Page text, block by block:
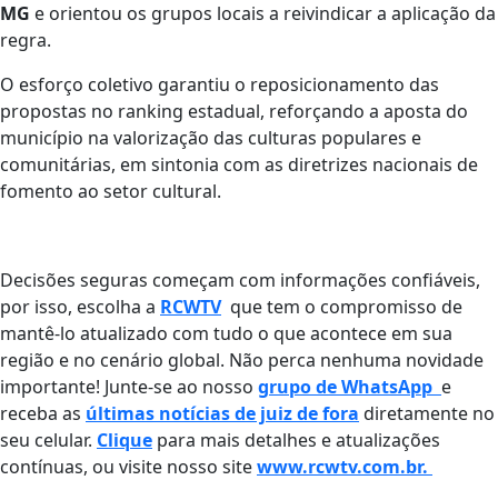
MG e orientou os grupos locais a reivindicar a aplicação da
regra.
O esforço coletivo garantiu o reposicionamento das
propostas no ranking estadual, reforçando a aposta do
município na valorização das culturas populares e
comunitárias, em sintonia com as diretrizes nacionais de
fomento ao setor cultural.
Decisões seguras começam com informações confiáveis,
por isso, escolha a RCWTVque tem o compromisso de
mantê-lo atualizado com tudo o que acontece em sua
região e no cenário global. Não perca nenhuma novidade
importante! Junte-se ao nosso grupo de WhatsApp e
receba as últimas notícias de juiz de fora diretamente no
seu celular. Clique para mais detalhes e atualizações
contínuas, ou visite nosso sitewww.rcwtv.com.br.